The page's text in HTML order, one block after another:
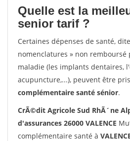
Quelle est la
senior tarif ?
Certaines dépenses de santé,
nomenclatures » non remboursé
maladie (les implants dentaires,
acupuncture,...), peuvent être
complémentaire santé sénior.
CrÃ©dit Agricole Sud RhÃ´ne
d'assurances 26000 VALENCE
complémentaire santé à